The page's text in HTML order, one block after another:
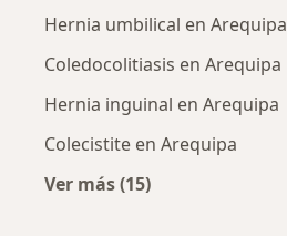
Hernia umbilical en Arequipa
Coledocolitiasis en Arequipa
Hernia inguinal en Arequipa
Colecistite en Arequipa
Ver más (15)